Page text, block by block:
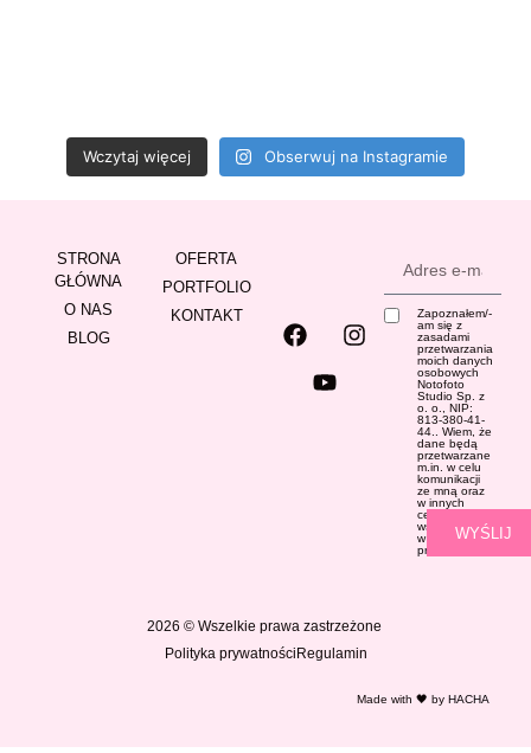
Wczytaj więcej Obserwuj na Instagramie
Zapoznałem/-
am się z
zasadami
przetwarzania
moich danych
osobowych
Notofoto
Studio Sp. z
o. o., NIP:
813-380-41-
44.. Wiem, że
dane będą
przetwarzane
m.in. w celu
komunikacji
ze mną oraz
w innych
celach
wskazanych
w
Polityce
prywatności
WYŚLIJ
OFERTA
PORTFOLIO
KONTAKT
STRONA
GŁÓWNA
O NAS
BLOG
2026 © Wszelkie prawa zastrzeżone
Polityka prywatności Regulamin
Made with 🖤 by HACHA